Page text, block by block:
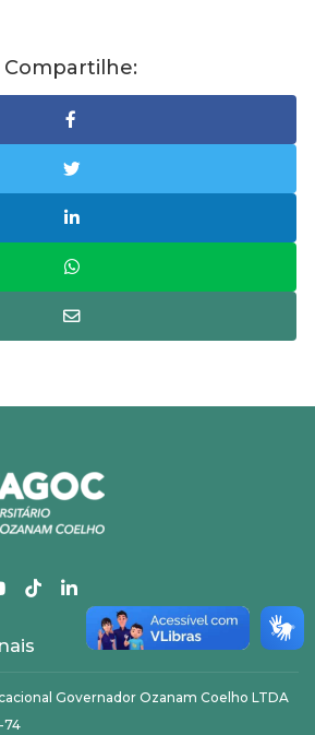
Compartilhe:
Governador Ozanam Coelho LTDA
74